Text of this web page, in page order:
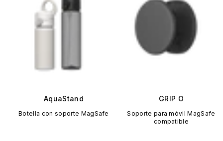
AquaStand
Botella con soporte MagSafe
GRIP O
Soporte para móvil MagSafe
compatible